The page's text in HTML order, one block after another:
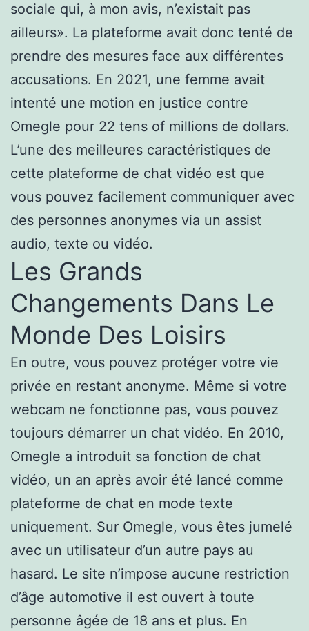
sociale qui, à mon avis, n’existait pas
ailleurs». La plateforme avait donc tenté de
prendre des mesures face aux différentes
accusations. En 2021, une femme avait
intenté une motion en justice contre
Omegle pour 22 tens of millions de dollars.
L’une des meilleures caractéristiques de
cette plateforme de chat vidéo est que
vous pouvez facilement communiquer avec
des personnes anonymes via un assist
audio, texte ou vidéo.
Les Grands
Changements Dans Le
Monde Des Loisirs
En outre, vous pouvez protéger votre vie
privée en restant anonyme. Même si votre
webcam ne fonctionne pas, vous pouvez
toujours démarrer un chat vidéo. En 2010,
Omegle a introduit sa fonction de chat
vidéo, un an après avoir été lancé comme
plateforme de chat en mode texte
uniquement. Sur Omegle, vous êtes jumelé
avec un utilisateur d’un autre pays au
hasard. Le site n’impose aucune restriction
d’âge automotive il est ouvert à toute
personne âgée de 18 ans et plus. En